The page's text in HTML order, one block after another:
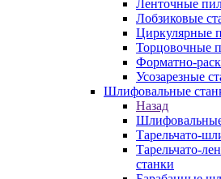
Ленточные
Лобзиковые
Циркулярные
Торцовочные
Форматно-
Усозарезные
Шлифовальные
Назад
Шлифовальные
Тарельчато-
Тарельчато-
станки